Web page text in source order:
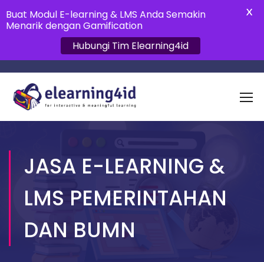
JASA E-LEARNING &
LMS PEMERINTAHAN
DAN BUMN
Buat Modul E-learning & LMS Anda Semakin
Menarik dengan Gamification
Hubungi Tim Elearning4id
X